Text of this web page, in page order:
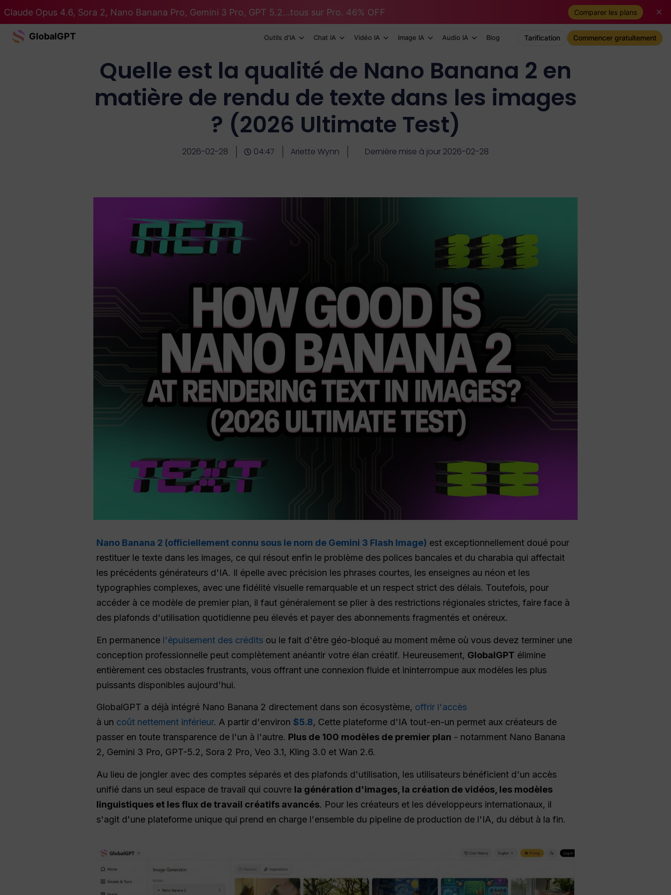
Claude Opus 4.6, Sora 2, Nano Banana Pro, Gemini 3 Pro, GPT 5.2...tous sur Pro. 46% OFF Comparer les plans
GlobalGPT Outils d'IA Chat IA Vidéo IA Image IA Audio IA Blog Tarification Commencer gratuitement
Quelle est la qualité de Nano Banana 2 en
matière de rendu de texte dans les images
? (2026 Ultimate Test)
2026-02-28 04:47 Ariette Wynn Dernière mise à jour 2026-02-28
Nano Banana 2 (officiellement connu sous le nom de Gemini 3 Flash Image) est exceptionnellement doué pour
restituer le texte dans les images, ce qui résout enfin le problème des polices bancales et du charabia qui affectait
les précédents générateurs d'IA. Il épelle avec précision les phrases courtes, les enseignes au néon et les
typographies complexes, avec une fidélité visuelle remarquable et un respect strict des délais. Toutefois, pour
accéder à ce modèle de premier plan, il faut généralement se plier à des restrictions régionales strictes, faire face à
des plafonds d'utilisation quotidienne peu élevés et payer des abonnements fragmentés et onéreux.
En permanence l'épuisement des crédits ou le fait d'être géo-bloqué au moment même où vous devez terminer une
conception professionnelle peut complètement anéantir votre élan créatif. Heureusement, GlobalGPT élimine
entièrement ces obstacles frustrants, vous offrant une connexion fluide et ininterrompue aux modèles les plus
puissants disponibles aujourd'hui.
GlobalGPT a déjà intégré Nano Banana 2 directement dans son écosystème, offrir l'accès
à un coût nettement inférieur. A partir d'environ $5.8, Cette plateforme d'IA tout-en-un permet aux créateurs de
passer en toute transparence de l'un à l'autre. Plus de 100 modèles de premier plan - notamment Nano Banana
2, Gemini 3 Pro, GPT-5.2, Sora 2 Pro, Veo 3.1, Kling 3.0 et Wan 2.6.
Au lieu de jongler avec des comptes séparés et des plafonds d'utilisation, les utilisateurs bénéficient d'un accès
unifié dans un seul espace de travail qui couvre la génération d'images, la création de vidéos, les modèles
linguistiques et les flux de travail créatifs avancés. Pour les créateurs et les développeurs internationaux, il
s'agit d'une plateforme unique qui prend en charge l'ensemble du pipeline de production de l'IA, du début à la fin.